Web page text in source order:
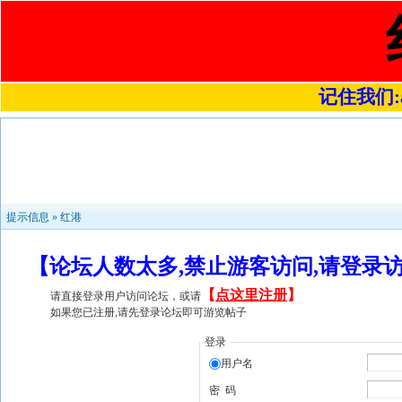
记住我们
提示信息 » 红港
【论坛人数太多,禁止游客访问,请登
请直接登录用户访问论坛，或请 【 点这里注册】
如果您已注册,请先登录论坛即可游览帖子
登录
用户名
密 码